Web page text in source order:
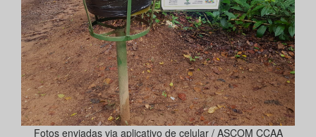
Fotos enviadas via aplicativo de celular / ASCOM CCAA